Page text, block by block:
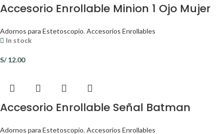
Accesorio Enrollable Minion 1 Ojo Mujer
Adornos para Estetoscopio, Accesorios Enrollables
In stock
S/12.00
Accesorio Enrollable Señal Batman
Adornos para Estetoscopio, Accesorios Enrollables